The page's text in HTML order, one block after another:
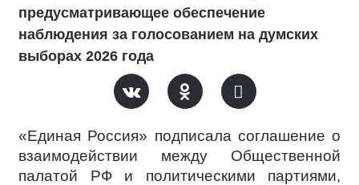
предусматривающее обеспечение
наблюдения за голосованием на думских
выборах 2026 года
«Единая Россия» подписала соглашение о
взаимодействии между Общественной
палатой РФ и политическими партиями,